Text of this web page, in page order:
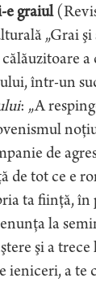
e graiul
„Grai şi
într-un
: „A
de
de tot ce e
ta fiinţă, în
la
şi a trece
ieniceri, a te